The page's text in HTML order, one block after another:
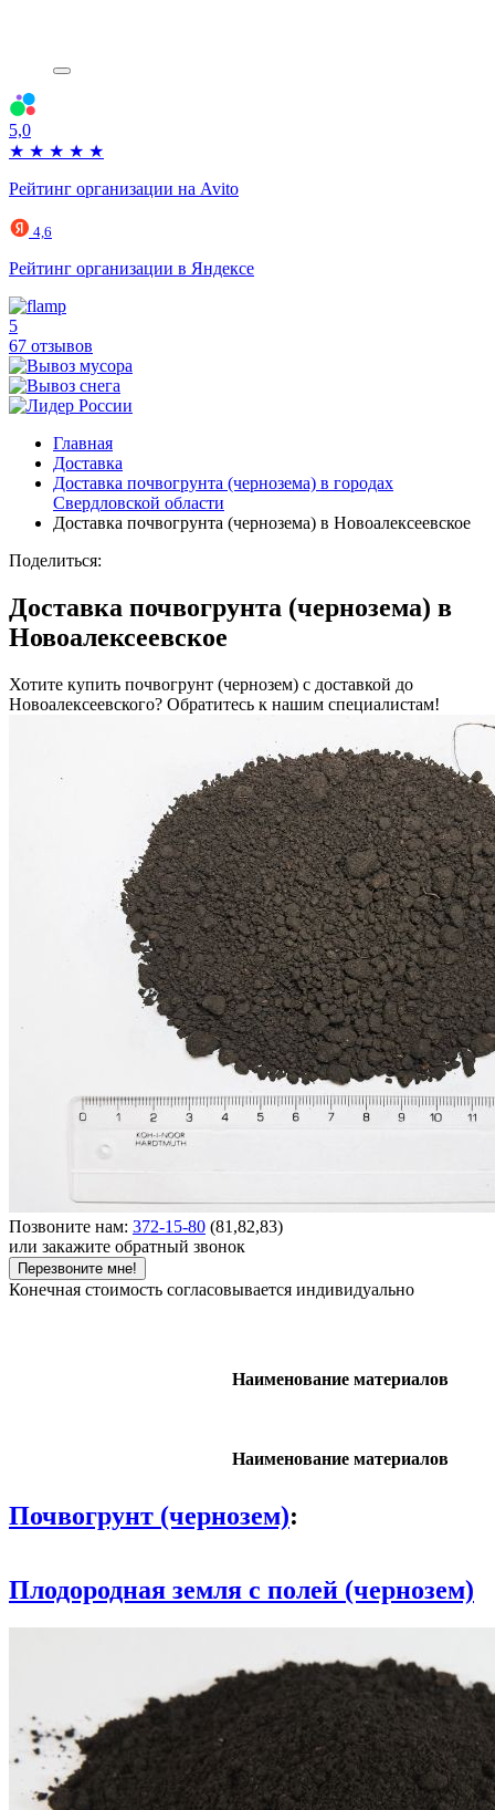
5,0
★ ★ ★ ★ ★
Рейтинг организации на Avito
4,6
Рейтинг организации в Яндексе
5
67 отзывов
Главная
Доставка
Доставка почвогрунта (чернозема) в городах
Свердловской области
Доставка почвогрунта (чернозема) в Новоалексеевское
Поделиться:
Доставка почвогрунта (чернозема) в
Новоалексеевское
Хотите купить почвогрунт (чернозем) с доставкой до
Новоалексеевского? Обратитесь к нашим специалистам!
Позвоните нам: 372-15-80 (81,82,83)
или закажите обратный звонок
Перезвоните мне!
Конечная стоимость согласовывается индивидуально
Наименование материалов
Наименование материалов
Почвогрунт (чернозем):
Плодородная земля с полей (чернозем)